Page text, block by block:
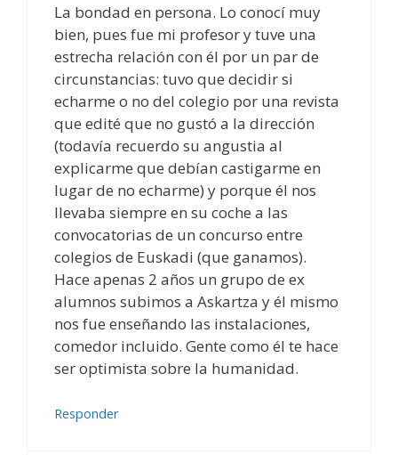
La bondad en persona. Lo conocí muy
bien, pues fue mi profesor y tuve una
estrecha relación con él por un par de
circunstancias: tuvo que decidir si
echarme o no del colegio por una revista
que edité que no gustó a la dirección
(todavía recuerdo su angustia al
explicarme que debían castigarme en
lugar de no echarme) y porque él nos
llevaba siempre en su coche a las
convocatorias de un concurso entre
colegios de Euskadi (que ganamos).
Hace apenas 2 años un grupo de ex
alumnos subimos a Askartza y él mismo
nos fue enseñando las instalaciones,
comedor incluido. Gente como él te hace
ser optimista sobre la humanidad.
Responder